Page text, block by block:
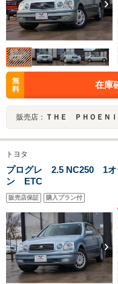
無
料
在庫
販売店： ＴＨＥ ＰＨＯＥＮ
トヨタ
プログレ 2.5 NC250 1
ン ETC
販売店保証 購入プラン付